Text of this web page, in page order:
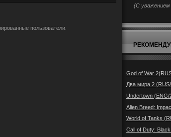
пользователи.
(С
God of War
Два мира 2
Undertown (ENG/
Alien Breed:
World of Tanks
Call of Duty: